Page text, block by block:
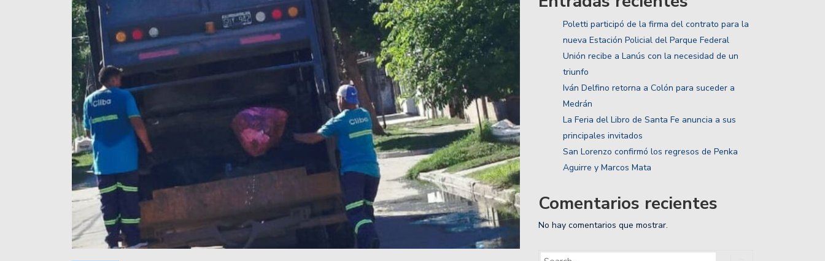
Unión de Santa Fe enfrenta a Talleres de Córdoba por la Copa de la Liga
Profesional 2024.
Como se jugará la 13° fecha de la Copa de la Liga.
Colón superó a Independiente de Santiago en el Otrino y se aseguró la localía
en el play in.
Unión fue superado por Zárate Básket y complicó su futuro.
San Lorenzo de Esperanza lidera la zona Norte de Liga Esperancina.
Colón se prepara para medirse con Gimnasia de Mendoza.
Unión inicia una gira en Zárate buscando consolidar su levantada.
Poletti participó de la firma del contrato para la
nueva Estación Policial del Parque Federal
Unión recibe a Lanús con la necesidad de un
triunfo
Iván Delfino retorna a Colón para suceder a
Medrán
La Feria del Libro de Santa Fe anuncia a sus
principales invitados
San Lorenzo confirmó los regresos de Penka
Aguirre y Marcos Mata
Comentarios recientes
No hay comentarios que mostrar.